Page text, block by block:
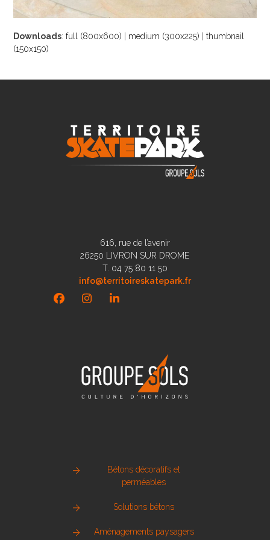
Downloads:full (800x600) medium (300x225) |thumbnail
(150x150)
616, rue de l’avenir
26250 LIVRON SUR DROME
T. 04 75 80 11 50
info@territoireskatepark.fr
FacebookInstagramLinkedIn
Bétons décoratifs et
perméables
Solutions bétons
Aménagements paysagers